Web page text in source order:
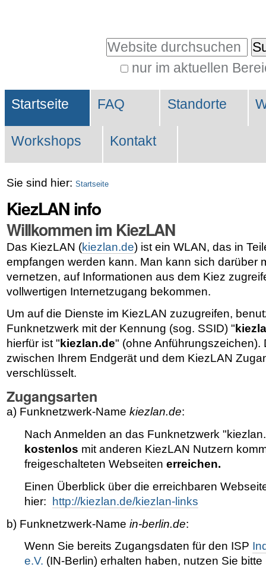
Direkt
zur
Navigation
Website durchsuchen
nur im aktuellen
Suche…
Sektionen
Startseite FAQ Standorte
Workshops Kontakt
Sie sind hier: Startseite
KiezLAN info
Willkommen im KiezLAN
Das KiezLAN (kiezlan.de) ist ein WLAN, das in
empfangen werden kann. Man kann sich darüber
vernetzen, auf Informationen aus dem Kiez
vollwertigen Internetzugang bekommen.
Um auf die Dienste im KiezLAN zuzugreifen,
Funknetzwerk mit der Kennung (sog. SSID) "
hierfür ist " kiezlan.de" (ohne Anführungszeichen).
zwischen Ihrem Endgerät und dem KiezLAN
verschlüsselt.
Zugangsarten
a) Funknetzwerk-Name kiezlan.de:
Nach Anmelden an das Funknetzwerk
kostenlos mit anderen KiezLAN Nutzern
freigeschalteten Webseiten erreichen.
Einen Überblick über die erreichbaren
hier: http://kiezlan.de/kiezlan-links
b) Funknetzwerk-Name in-berlin.de:
Wenn Sie bereits Zugangsdaten für den ISP
e.V. (IN-Berlin) erhalten haben, nutzen Sie bitte